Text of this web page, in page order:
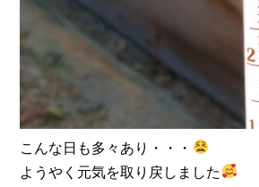
こんな日も多々あり・・・
ようやく元気を取り戻しました